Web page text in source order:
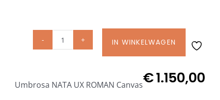
Glatz parasoldoeken
Glatz stofstalen collectie Sampleboeken
Umbrosa
ROMAN
IN WINKELWAGEN
€1.150,00
Umbrosa NATA UX ROMAN Canvas